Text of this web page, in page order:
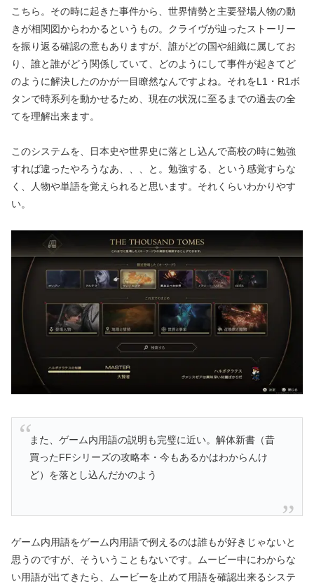
こちら。その時に起きた事件から、世界情勢と主要登場人物の動
きが相関図からわかるというもの。クライヴが辿ったストーリー
を振り返る確認の意もありますが、誰がどの国や組織に属してお
り、誰と誰がどう関係していて、どのようにして事件が起きてど
のように解決したのかが一目瞭然なんですよね。それをL1・R1ボ
タンで時系列を動かせるため、現在の状況に至るまでの過去の全
てを理解出来ます。
このシステムを、日本史や世界史に落とし込んで高校の時に勉強
すれば違ったやろうなあ、、、と。勉強する、という感覚すらな
く、人物や単語を覚えられると思います。それくらいわかりやす
い。
また、ゲーム内用語の説明も完璧に近い。解体新書（昔
買ったFFシリーズの攻略本・今もあるかはわからんけ
ど）を落とし込んだかのよう
ゲーム内用語をゲーム内用語で例えるのは誰もが好きじゃないと
思うのですが、そういうこともないです。ムービー中にわからな
い用語が出てきたら、ムービーを止めて用語を確認出来るシステ